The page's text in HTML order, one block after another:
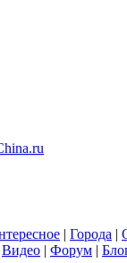
| Города |
Видео | Форум |